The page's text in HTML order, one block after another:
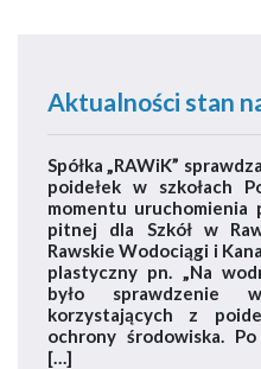
Aktualności stan
Spółka „RAWiK”
poidełek w szkołach
momentu uruchomienia
pitnej dla Szkół w
Rawskie Wodociągi i
plastyczny pn. „Na
było sprawdzenie
korzystających z
ochrony środowiska.
[…]